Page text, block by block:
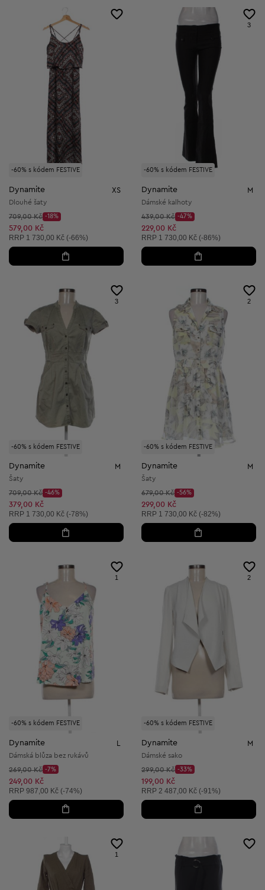
-60% s kódem FESTIVE
Dynamite XS
Dlouhé šaty
Původní cena:
709,00 Kč
Discount Price:
-18%
Snížená cena:
579,00 Kč
Doporučená cena:
RRP 1 730,00 Kč (-66%)
-60% s kódem FESTIVE
3
Dynamite M
Dámské kalhoty
Původní cena:
439,00 Kč
Discount Price:
-47%
Snížená cena:
229,00 Kč
Doporučená cena:
RRP 1 730,00 Kč (-86%)
-60% s kódem FESTIVE
3
Dynamite M
Šaty
Původní cena:
709,00 Kč
Discount Price:
-46%
Snížená cena:
379,00 Kč
Doporučená cena:
RRP 1 730,00 Kč (-78%)
-60% s kódem FESTIVE
2
Dynamite M
Šaty
Původní cena:
679,00 Kč
Discount Price:
-56%
Snížená cena:
299,00 Kč
Doporučená cena:
RRP 1 730,00 Kč (-82%)
-60% s kódem FESTIVE
1
Dynamite L
Dámská blůza bez rukávů
Původní cena:
269,00 Kč
Discount Price:
-7%
Snížená cena:
249,00 Kč
Doporučená cena:
RRP 987,00 Kč (-74%)
-60% s kódem FESTIVE
2
Dynamite M
Dámské sako
Původní cena:
299,00 Kč
Discount Price:
-33%
Snížená cena:
199,00 Kč
Doporučená cena:
RRP 2 487,00 Kč (-91%)
1